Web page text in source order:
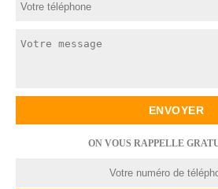
ON VOUS RAPPELLE